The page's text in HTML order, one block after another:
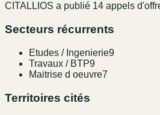
CITALLIOS a publié 14 appel s
Secteurs récurrents
Etudes / Ingenierie9
Travaux / BTP9
Maitrise d oeuvre7
Territoires cités